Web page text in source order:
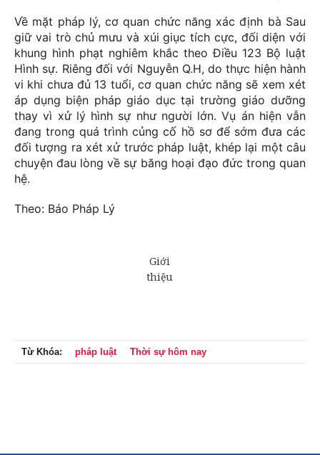
Về mặt pháp lý, cơ quan chức năng xác định bà Sau
giữ vai trò chủ mưu và xúi giục tích cực, đối diện với
khung hình phạt nghiêm khắc theo Điều 123 Bộ luật
Hình sự. Riêng đối với Nguyễn Q.H, do thực hiện hành
vi khi chưa đủ 13 tuổi, cơ quan chức năng sẽ xem xét
áp dụng biện pháp giáo dục tại trường giáo dưỡng
thay vì xử lý hình sự như người lớn. Vụ án hiện vẫn
đang trong quá trình củng cố hồ sơ để sớm đưa các
đối tượng ra xét xử trước pháp luật, khép lại một câu
chuyện đau lòng về sự băng hoại đạo đức trong quan
hệ.
Theo: Báo Pháp Lý
Từ Khóa: pháp luật Thời sự hôm nay